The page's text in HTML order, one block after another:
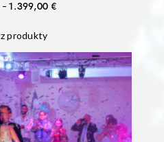
– 1.399,00 €
399,00 €
DO
1.399,00 €
produkty